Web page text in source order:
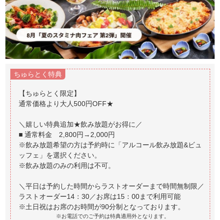
ちゅらとく特典
【ちゅらとく限定】
通常価格より大人500円OFF★
＼嬉しい特典追加★飲み放題がお得に／
■ 通常料金 2,800円→2,000円
※飲み放題希望の方は予約時に「アルコール飲み放題&ビュ
ッフェ」を選択ください。
※飲み放題のみの利用は不可。
＼平日は予約した時間からラストオーダーまで時間無制限／
ラストオーダー14：30／お席は15：00まで利用可能
※お電話でのご予約は特典適用外となります。